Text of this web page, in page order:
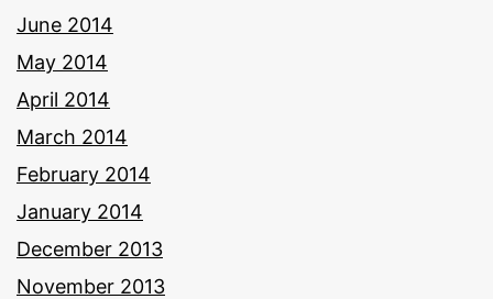
June 2014
May 2014
April 2014
March 2014
February 2014
January 2014
December 2013
November 2013